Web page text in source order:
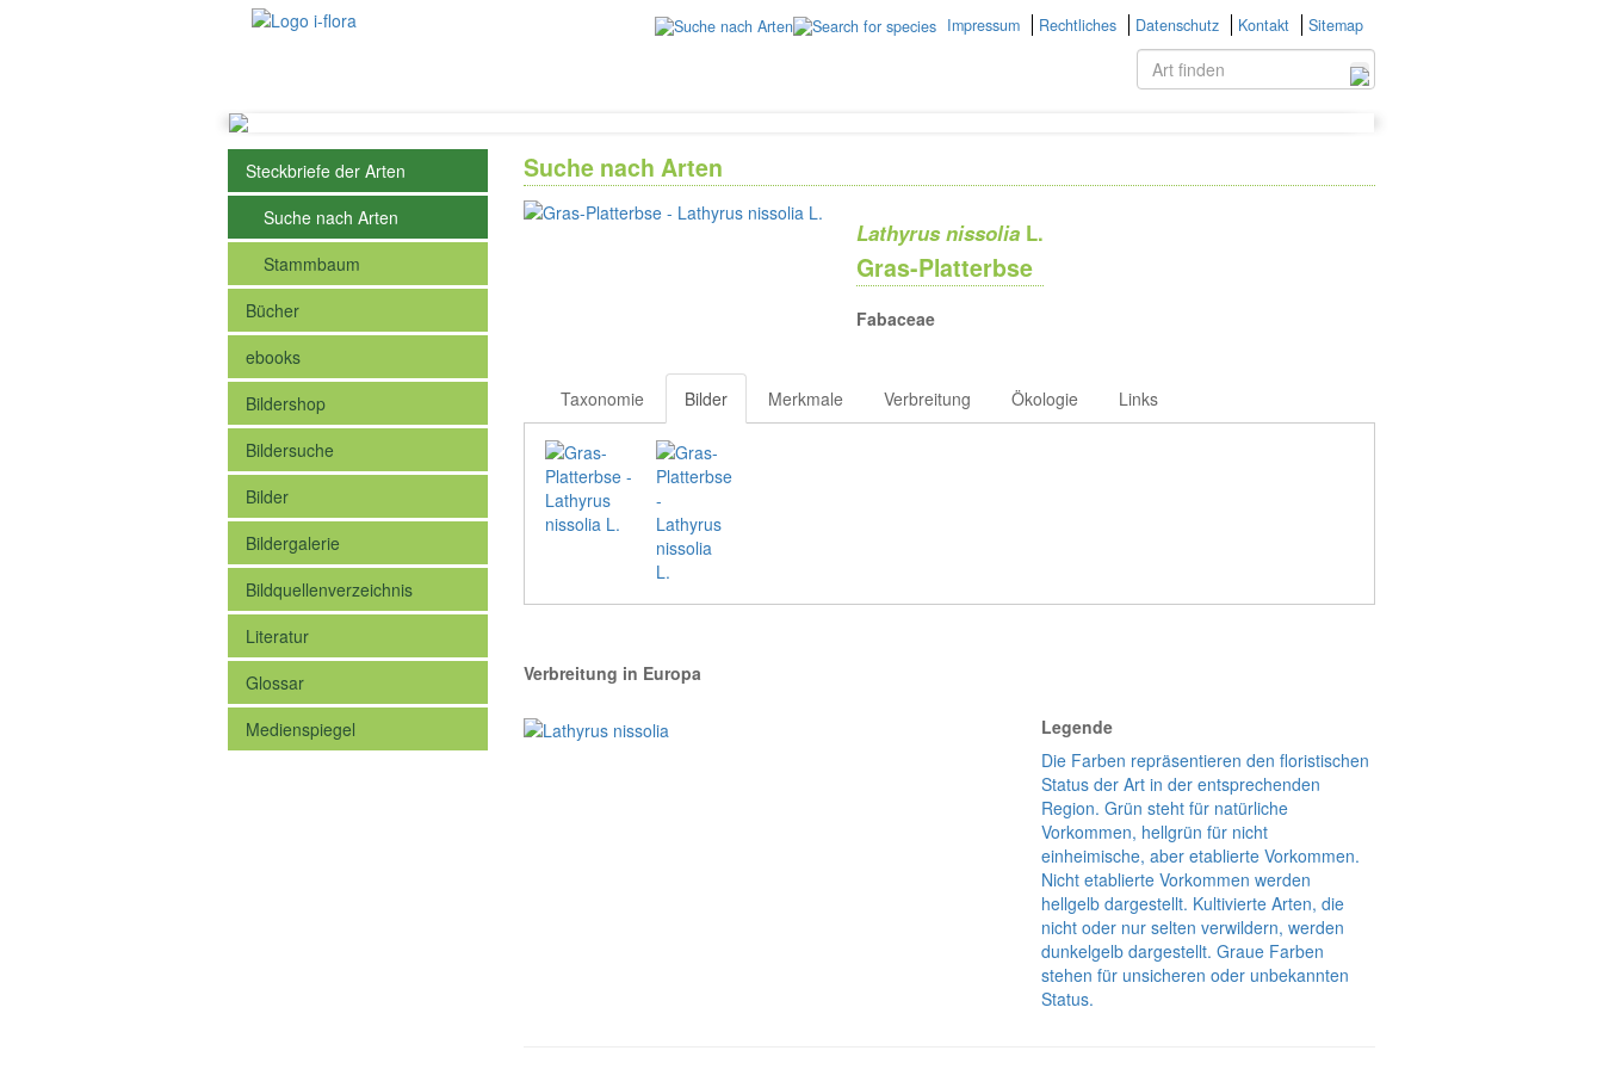
Impressum Rechtliches Datenschutz Kontakt Sitemap
Steckbriefe der Arten
Suche nach Arten
Stammbaum
Bücher
ebooks
Bildershop
Bildersuche
Bilder
Bildergalerie
Bildquellenverzeichnis
Literatur
Glossar
Medienspiegel
Suche nach Arten
Lathyrus nissolia L.
Gras-Platterbse
Fabaceae
Taxonomie Bilder Merkmale Verbreitung Ökologie Links
Verbreitung in Europa
Legende
Die Farben repräsentieren den floristischen
Status der Art in der entsprechenden
Region. Grün steht für natürliche
Vorkommen, hellgrün für nicht
einheimische, aber etablierte Vorkommen.
Nicht etablierte Vorkommen werden
hellgelb dargestellt. Kultivierte Arten, die
nicht oder nur selten verwildern, werden
dunkelgelb dargestellt. Graue Farben
stehen für unsicheren oder unbekannten
Status.